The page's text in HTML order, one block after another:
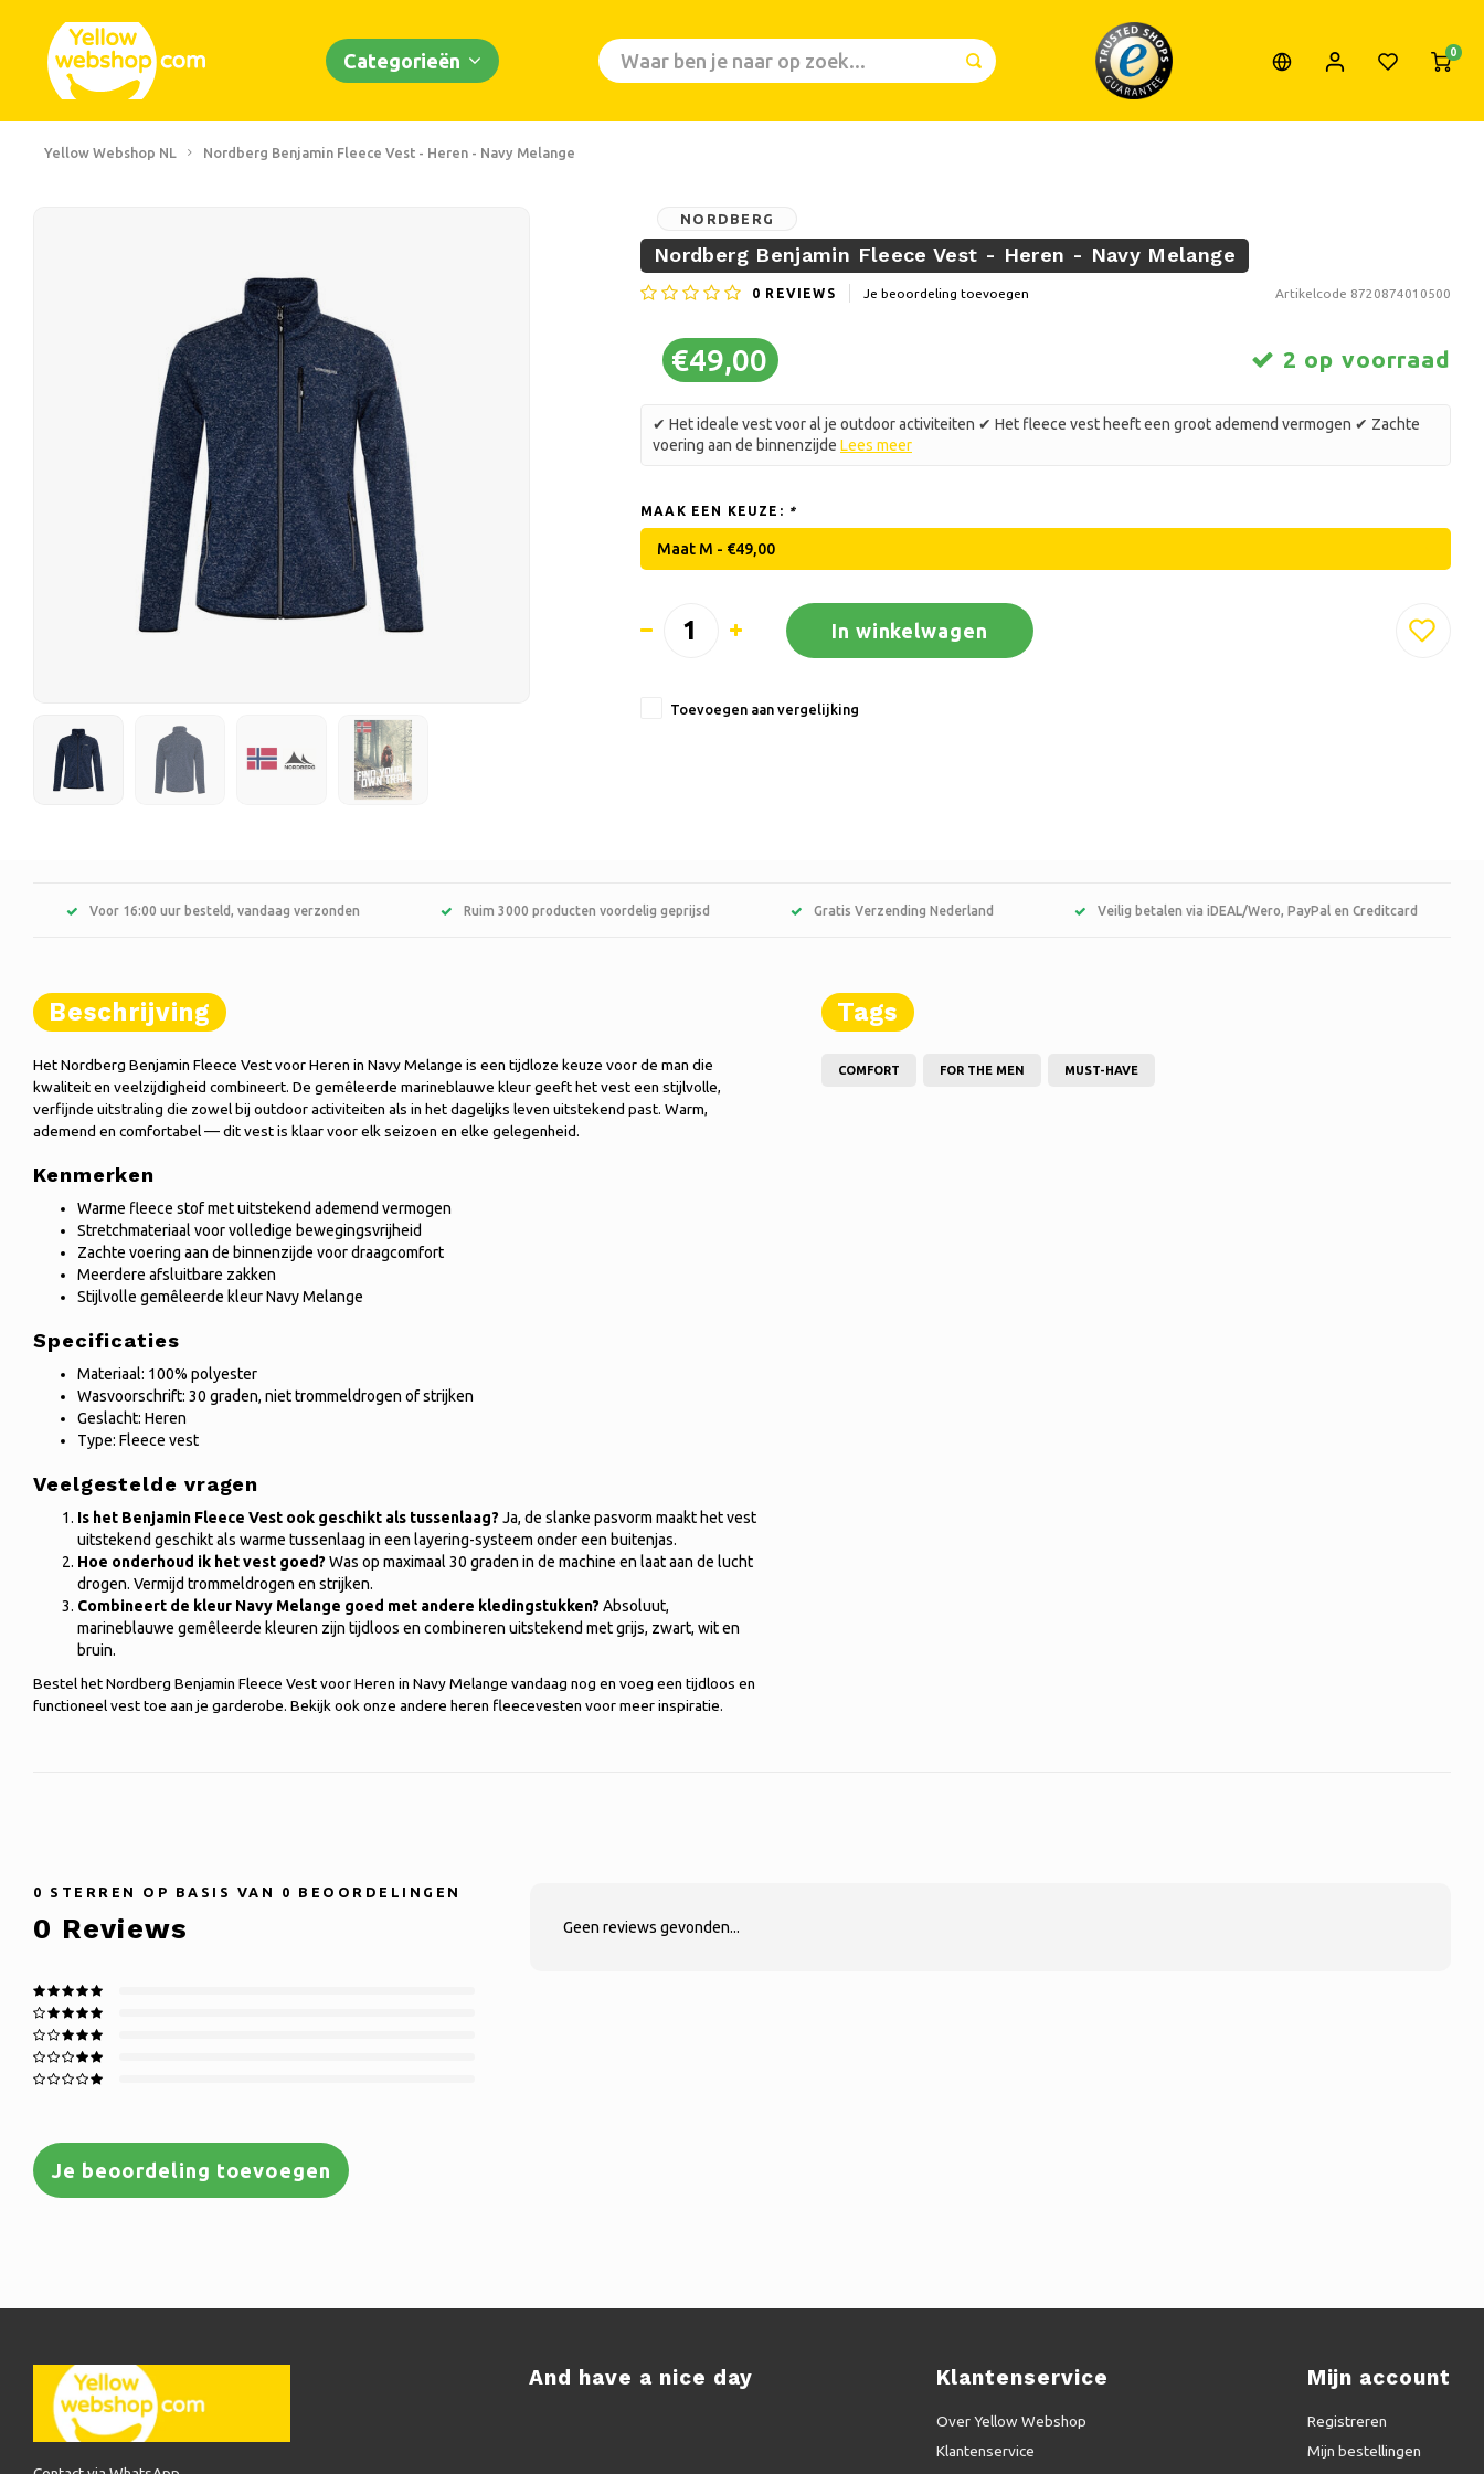
Categorieën 0
Yellow Webshop NL Nordberg Benjamin Fleece Vest - Heren - Navy Melange
NORDBERG
Nordberg Benjamin Fleece Vest - Heren - Navy Melange
0 REVIEWS Je beoordeling toevoegen Artikelcode 8720874010500
€49,00 2 op voorraad
✔ Het ideale vest voor al je outdoor activiteiten ✔ Het fleece vest heeft een groot ademend vermogen ✔ Zachte
voering aan de binnenzijde Lees meer
MAAK EEN KEUZE: *
Maat M - €49,00
In winkelwagen
Toevoegen aan vergelijking
Voor 16:00 uur besteld, vandaag verzonden Ruim 3000 producten voordelig geprijsd Gratis Verzending Nederland Veilig betalen via iDEAL/Wero, PayPal en Creditcard
Beschrijving
Het Nordberg Benjamin Fleece Vest voor Heren in Navy Melange is een tijdloze keuze voor de man die
kwaliteit en veelzijdigheid combineert. De gemêleerde marineblauwe kleur geeft het vest een stijlvolle,
verfijnde uitstraling die zowel bij outdoor activiteiten als in het dagelijks leven uitstekend past. Warm,
ademend en comfortabel — dit vest is klaar voor elk seizoen en elke gelegenheid.
Kenmerken
Warme fleece stof met uitstekend ademend vermogen
Stretchmateriaal voor volledige bewegingsvrijheid
Zachte voering aan de binnenzijde voor draagcomfort
Meerdere afsluitbare zakken
Stijlvolle gemêleerde kleur Navy Melange
Specificaties
Materiaal: 100% polyester
Wasvoorschrift: 30 graden, niet trommeldrogen of strijken
Geslacht: Heren
Type: Fleece vest
Veelgestelde vragen
Is het Benjamin Fleece Vest ook geschikt als tussenlaag? Ja, de slanke pasvorm maakt het vest
uitstekend geschikt als warme tussenlaag in een layering-systeem onder een buitenjas.
Hoe onderhoud ik het vest goed? Was op maximaal 30 graden in de machine en laat aan de lucht
drogen. Vermijd trommeldrogen en strijken.
Combineert de kleur Navy Melange goed met andere kledingstukken? Absoluut,
marineblauwe gemêleerde kleuren zijn tijdloos en combineren uitstekend met grijs, zwart, wit en
bruin.
Bestel het Nordberg Benjamin Fleece Vest voor Heren in Navy Melange vandaag nog en voeg een tijdloos en
functioneel vest toe aan je garderobe. Bekijk ook onze andere heren fleecevesten voor meer inspiratie.
Tags
COMFORT FOR THE MEN MUST-HAVE
0 STERREN OP BASIS VAN 0 BEOORDELINGEN
0 Reviews
Je beoordeling toevoegen
Geen reviews gevonden...
And have a nice day Klantenservice
Over Yellow Webshop
Klantenservice
Mijn account
Registreren
Mijn bestellingen